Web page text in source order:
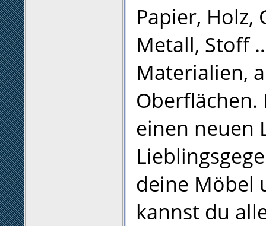
Papier, Holz,
Metall, Stoff
Materialien,
einen neuen
deine Möbel
kannst du